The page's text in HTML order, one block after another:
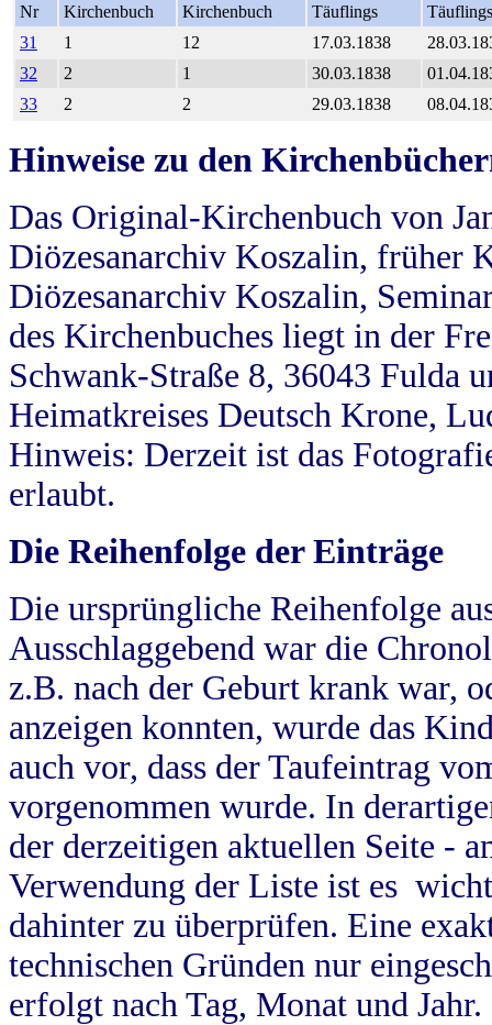
Nr
Kirchenbuch
Kirchenbuch
Täuflings
Täuflings
31
1 12 17.03.1838
32
2 1 30.03.1838
33
2 2 29.03.1838
Hinweise zu den
Das Original-Kirchenbuch von
Diözesanarchiv Koszalin, früher
Diözesanarchiv Koszalin,
des Kirchenbuches liegt in der
Schwank-Straße 8, 36043 Fulda
Heimatkreises Deutsch Krone,
Hinweis: Derzeit ist das
erlaubt.
Die Reihenfolge der Einträge
Die ursprüngliche Reihenfolge
Ausschlaggebend war die
z.B. nach der Geburt krank war,
anzeigen konnten, wurde das
auch vor, dass der Taufeintrag
vorgenommen wurde. In
der derzeitigen aktuellen Seite -
Verwendung der Liste ist es
dahinter zu überprüfen. Eine
technischen Gründen nur
erfolgt nach Tag, Monat und Jahr.